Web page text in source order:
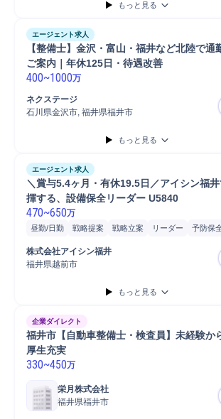
もっと見る
エージェント求人
【整備士】金沢・富山・福井など北陸で通
ご案内｜年休125日・待遇改善
400~1000万
ネクステージ
石川県金沢市, 福井県福井市
もっと見る
エージェント求人
＼賞与5.4ヶ月・有休19.5日／アイシン福
揮する、設備保全リーダー U5840
470~650万
昼勤/日勤 戦略提案 戦略立案 リーダー 予防保
メンテナンス
提案
トラブル対応
QC/Quality
株式会社アイシン福井
福井県越前市
もっと見る
企業ダイレクト
福井市【自動車整備士・検査員】未経験か
厚生充実
330~450万
栄月株式会社
福井県福井市